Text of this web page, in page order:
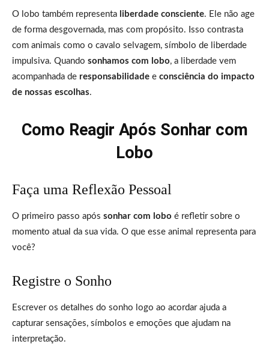
O lobo também representa liberdade consciente. Ele não age
de forma desgovernada, mas com propósito. Isso contrasta
com animais como o cavalo selvagem, símbolo de liberdade
impulsiva. Quando sonhamos com lobo, a liberdade vem
acompanhada de responsabilidade e consciência do impacto
de nossas escolhas.
Como Reagir Após Sonhar com
Lobo
Faça uma Reflexão Pessoal
O primeiro passo após sonhar com lobo é refletir sobre o
momento atual da sua vida. O que esse animal representa para
você?
Registre o Sonho
Escrever os detalhes do sonho logo ao acordar ajuda a
capturar sensações, símbolos e emoções que ajudam na
interpretação.